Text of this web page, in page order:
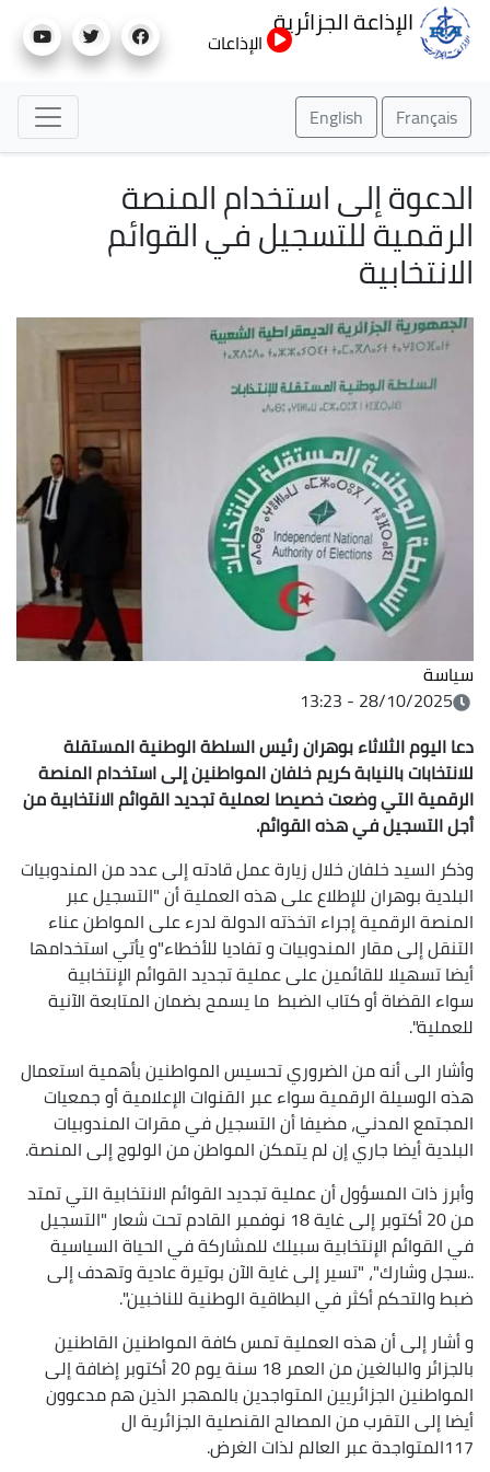
إلى
الإذاعة الجزائرية
الإذاعات
Français
English
الدعوة إلى استخدام المنصة
الرقمية للتسجيل في القوائم
الانتخابية
سياسة
28/10/2025 - 13:23
دعا اليوم الثلاثاء بوهران رئيس السلطة الوطنية المستقلة
للانتخابات بالنيابة كريم خلفان المواطنين إلى استخدام المنصة
الرقمية التي وضعت خصيصا لعملية تجديد القوائم الانتخابية من
أجل التسجيل في هذه القوائم.
وذكر السيد خلفان خلال زيارة عمل قادته إلى عدد من المندوبيات
البلدية بوهران للإطلاع على هذه العملية أن "التسجيل عبر
المنصة الرقمية إجراء اتخذته الدولة لدرء على المواطن عناء
التنقل إلى مقار المندوبيات و تفاديا للأخطاء"و يأتي استخدامها
أيضا تسهيلا للقائمين على عملية تجديد القوائم الإنتخابية
سواء القضاة أو كتاب الضبط ما يسمح بضمان المتابعة الآنية
للعملية".
وأشار الى أنه من الضروري تحسيس المواطنين بأهمية استعمال
هذه الوسيلة الرقمية سواء عبر القنوات الإعلامية أو جمعيات
المجتمع المدني، مضيفا أن التسجيل في مقرات المندوبيات
البلدية أيضا جاري إن لم يتمكن المواطن من الولوج إلى المنصة.
وأبرز ذات المسؤول أن عملية تجديد القوائم الانتخابية التي تمتد
من 20 أكتوبر إلى غاية 18 نوفمبر القادم تحت شعار "التسجيل
في القوائم الإنتخابية سبيلك للمشاركة في الحياة السياسية
..سجل وشارك"، "تسير إلى غاية الآن بوتيرة عادية وتهدف إلى
ضبط والتحكم أكثر في البطاقية الوطنية للناخبين".
و أشار إلى أن هذه العملية تمس كافة المواطنين القاطنين
بالجزائر والبالغين من العمر 18 سنة يوم 20 أكتوبر إضافة إلى
المواطنين الجزائريين المتواجدين بالمهجر الذين هم مدعوون
أيضا إلى التقرب من المصالح القنصلية الجزائرية ال
117المتواجدة عبر العالم لذات الغرض.